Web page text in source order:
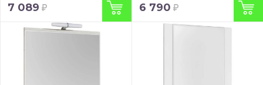
7 089 6 790